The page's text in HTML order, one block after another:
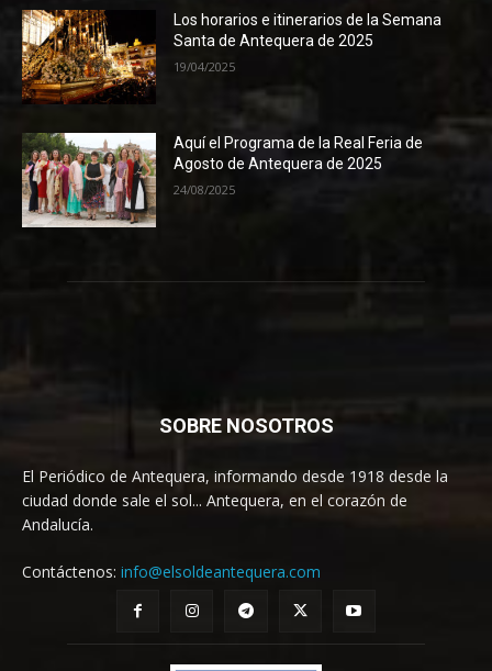
Los horarios e itinerarios de la Semana
Santa de Antequera de 2025
19/04/2025
Aquí el Programa de la Real Feria de
Agosto de Antequera de 2025
24/08/2025
SOBRE NOSOTROS
El Periódico de Antequera, informando desde 1918 desde la
ciudad donde sale el sol... Antequera, en el corazón de
Andalucía.
Contáctenos: info@elsoldeantequera.com